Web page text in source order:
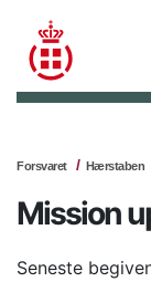
Forsvaret Hærstaben
Mission
Seneste